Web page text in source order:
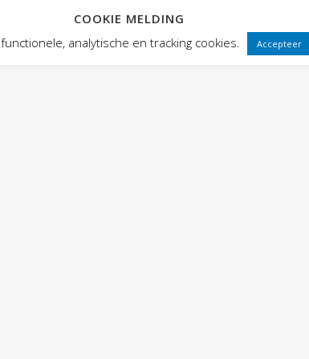
VOORSTELLINGEN PUBLIEKSWERKING
COOKIE MELDING
analytische en tracking cookies.
Accepteer